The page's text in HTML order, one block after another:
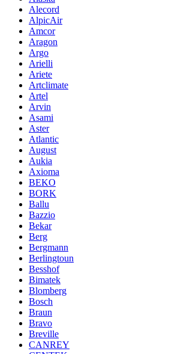
Alecord
AlpicAir
Amcor
Aragon
Argo
Arielli
Ariete
Artclimate
Artel
Arvin
Asami
Aster
Atlantic
August
Aukia
Axioma
BEKO
BORK
Ballu
Bazzio
Bekar
Berg
Bergmann
Berlingtoun
Besshof
Bimatek
Blomberg
Bosch
Braun
Bravo
Breville
CANREY